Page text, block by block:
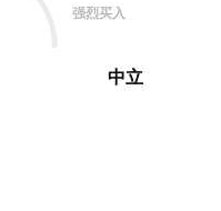
强烈买入
中立